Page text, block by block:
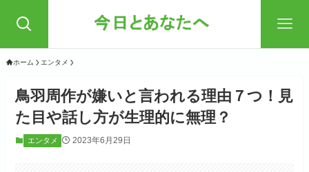
ホーム エンタメ
鳥羽周作が嫌いと言われる理由７つ！見
た目や話し方が生理的に無理？
エンタメ 2023年6月29日